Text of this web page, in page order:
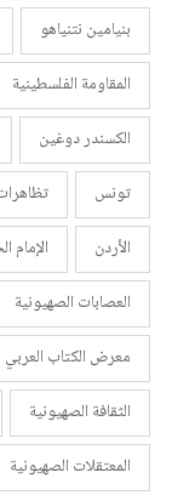
بنيامين نتنياهو
المقاومة الفلسطينية
الكسندر دوغين
تونس
الأردن
الإمام
العصابات الصهيونية
معرض الكتاب العربي
الثقافة الصهيونية
المعتقلات الصهيونية